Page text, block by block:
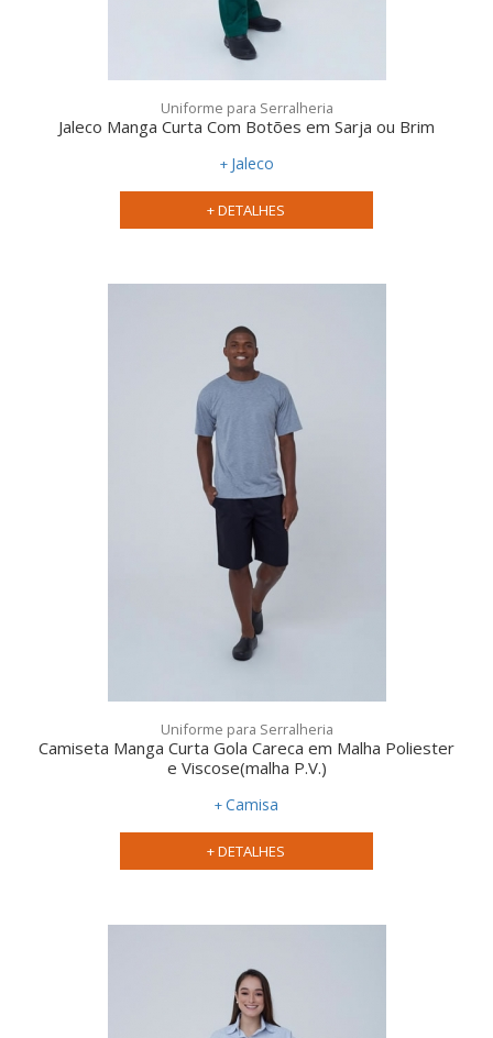
Uniforme para Serralheria
Jaleco Manga Curta Com Botões em Sarja ou Brim
Jaleco
+ DETALHES
Uniforme para Serralheria
Camiseta Manga Curta Gola Careca em Malha Poliester
e Viscose(malha P.V.)
Camisa
+ DETALHES